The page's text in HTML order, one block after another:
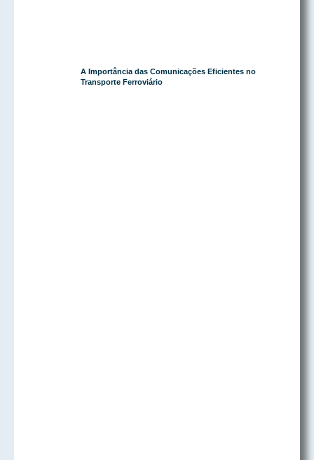
A Importância das Comunicações Eficientes no
Transporte Ferroviário